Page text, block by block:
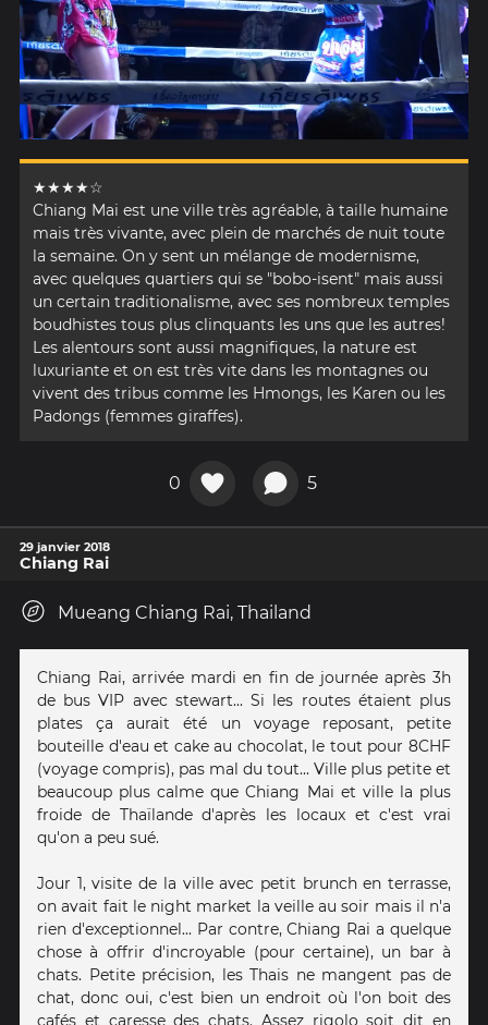
★★★★☆
Chiang Mai est une ville très agréable, à taille humaine
mais très vivante, avec plein de marchés de nuit toute
la semaine. On y sent un mélange de modernisme,
avec quelques quartiers qui se "bobo-isent" mais aussi
un certain traditionalisme, avec ses nombreux temples
boudhistes tous plus clinquants les uns que les autres!
Les alentours sont aussi magnifiques, la nature est
luxuriante et on est très vite dans les montagnes ou
vivent des tribus comme les Hmongs, les Karen ou les
Padongs (femmes giraffes).
0 5
29 janvier 2018
Chiang Rai
Mueang Chiang Rai, Thailand
Chiang Rai, arrivée mardi en fin de journée après 3h
de bus VIP avec stewart... Si les routes étaient plus
plates ça aurait été un voyage reposant, petite
bouteille d'eau et cake au chocolat, le tout pour 8CHF
(voyage compris), pas mal du tout... Ville plus petite et
beaucoup plus calme que Chiang Mai et ville la plus
froide de Thaïlande d'après les locaux et c'est vrai
qu'on a peu sué.
Jour 1, visite de la ville avec petit brunch en terrasse,
on avait fait le night market la veille au soir mais il n'a
rien d'exceptionnel... Par contre, Chiang Rai a quelque
chose à offrir d'incroyable (pour certaine), un bar à
chats. Petite précision, les Thais ne mangent pas de
chat, donc oui, c'est bien un endroit où l'on boit des
cafés et caresse des chats. Assez rigolo soit dit en